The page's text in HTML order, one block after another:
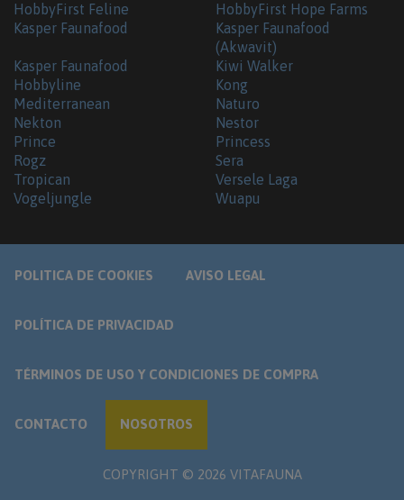
HobbyFirst Feline
HobbyFirst Hope Farms
Kasper Faunafood
Kasper Faunafood
(Akwavit)
Kasper Faunafood
Hobbyline
Kiwi Walker
Kong
Mediterranean
Naturo
Nekton
Nestor
Prince
Princess
Rogz
Sera
Tropican
Versele Laga
Vogeljungle
Wuapu
POLITICA DE COOKIES AVISO LEGAL
POLÍTICA DE PRIVACIDAD
TÉRMINOS DE USO Y CONDICIONES DE COMPRA
CONTACTO NOSOTROS
COPYRIGHT © 2026 VITAFAUNA